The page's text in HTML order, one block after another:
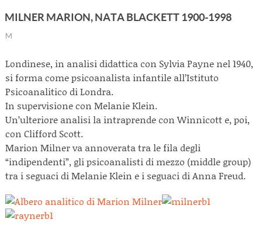
MILNER MARION, NATA BLACKETT 1900-1998
M
Londinese, in analisi didattica con Sylvia Payne nel 1940,
si forma come psicoanalista infantile all’Istituto
Psicoanalitico di Londra.
In supervisione con Melanie Klein.
Un’ulteriore analisi la intraprende con Winnicott e, poi,
con Clifford Scott.
Marion Milner va annoverata tra le fila degli
“indipendenti”, gli psicoanalisti di mezzo (middle group)
tra i seguaci di Melanie Klein e i seguaci di Anna Freud.